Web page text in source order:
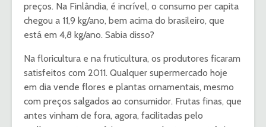
preços. Na Finlândia, é incrível, o consumo per capita
chegou a 11,9 kg/ano, bem acima do brasileiro, que
está em 4,8 kg/ano. Sabia disso?
Na floricultura e na fruticultura, os produtores ficaram
satisfeitos com 2011. Qualquer supermercado hoje
em dia vende flores e plantas ornamentais, mesmo
com preços salgados ao consumidor. Frutas finas, que
antes vinham de fora, agora, facilitadas pelo